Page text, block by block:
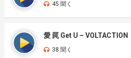
45 聞く
愛 罠 Get U – VOLTACTION
38 聞く